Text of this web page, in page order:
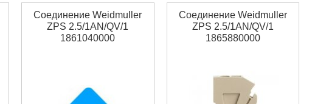
Соединение Weidmuller
ZPS 2.5/1AN/QV/1
1861040000
Соединение Weidmuller
ZPS 2.5/1AN/QV/1
1865880000